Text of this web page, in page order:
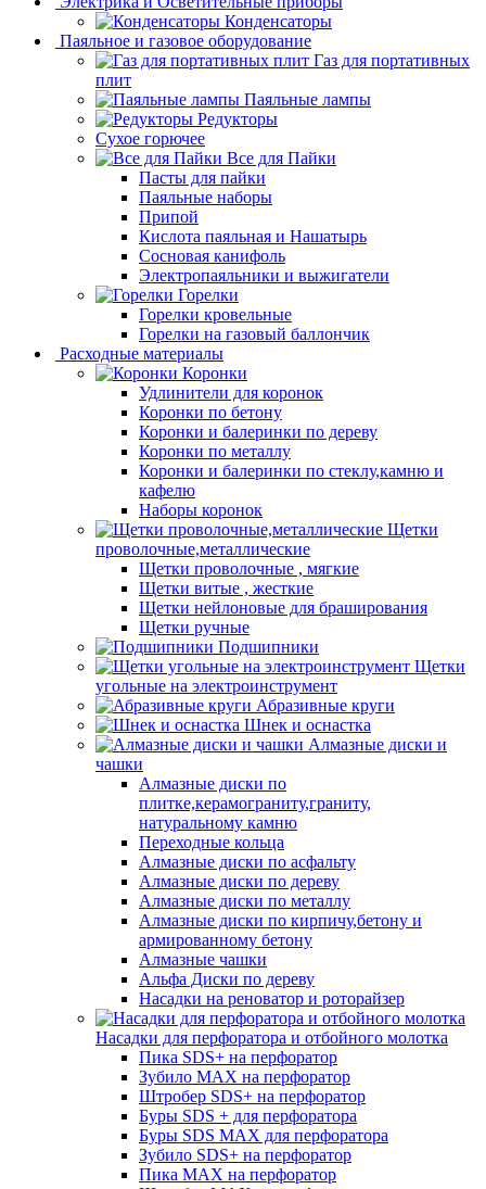
Конденсаторы
Паяльное и газовое оборудование
Газ для портативных
плит
Паяльные лампы
Редукторы
Сухое горючее
Все для Пайки
Пасты для пайки
Паяльные наборы
Припой
Кислота паяльная и Нашатырь
Сосновая канифоль
Электропаяльники и выжигатели
Горелки
Горелки кровельные
Горелки на газовый баллончик
Расходные материалы
Коронки
Удлинители для коронок
Коронки по бетону
Коронки и балеринки по дереву
Коронки по металлу
Коронки и балеринки по стеклу,камню и
кафелю
Наборы коронок
Щетки
проволочные,металлические
Щетки проволочные , мягкие
Щетки витые , жесткие
Щетки нейлоновые для браширования
Щетки ручные
Подшипники
Щетки
угольные на электроинструмент
Абразивные круги
Шнек и оснастка
Алмазные диски и
чашки
Алмазные диски по
плитке,керамограниту,граниту,
натуральному камню
Переходные кольца
Алмазные диски по асфальту
Алмазные диски по дереву
Алмазные диски по металлу
Алмазные диски по кирпичу,бетону и
армированному бетону
Алмазные чашки
Альфа Диски по дереву
Насадки на реноватор и роторайзер
Насадки для перфоратора и отбойного молотка
Пика SDS+ на перфоратор
Зубило MAX на перфоратор
Штробер SDS+ на перфоратор
Буры SDS + для перфоратора
Буры SDS MAX для перфоратора
Зубило SDS+ на перфоратор
Пика MAX на перфоратор